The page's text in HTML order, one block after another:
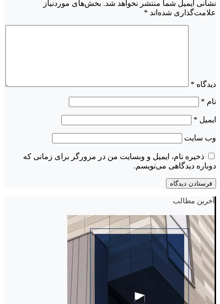
نشانی ایمیل شما منتشر نخواهد شد. بخش‌های موردنیاز
علامت‌گذاری شده‌اند *
دیدگاه *
نام *
ایمیل *
وب‌ سایت
ذخیره نام، ایمیل و وبسایت من در مرورگر برای زمانی که
دوباره دیدگاهی می‌نویسم.
آخرین مطالب